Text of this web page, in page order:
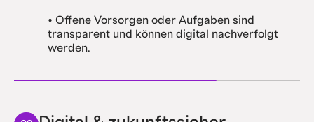
• Offene Vorsorgen oder Aufgaben sind
transparent und können digital nachverfolgt
werden.